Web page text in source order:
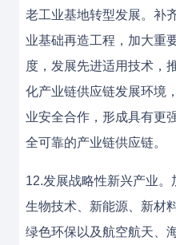
老工业基地转型发展。补
业基础再造工程，加大重
度，发展先进适用技术，
化产业链供应链发展环境
业安全合作，形成具有更
全可靠的产业链供应链。
12.发展战略性新兴产业。
生物技术、新能源、新材
绿色环保以及航空航天、